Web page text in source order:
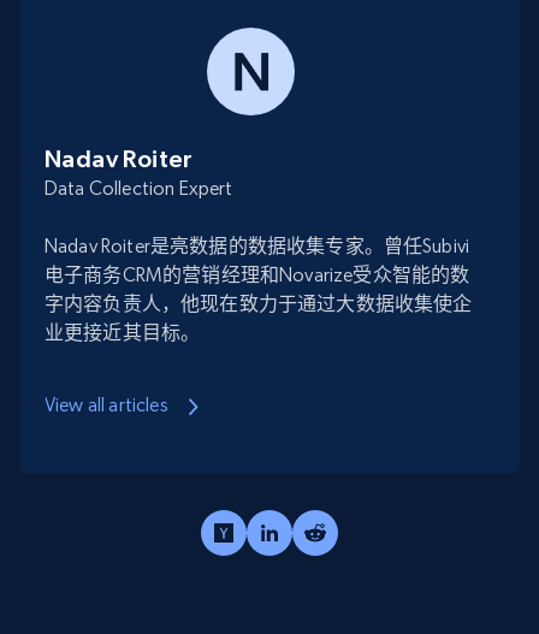
Nadav Roiter
Data Collection Expert
Nadav Roiter是亮数据的数据收集专家。曾任Subivi
电子商务CRM的营销经理和Novarize受众智能的数
字内容负责人，他现在致力于通过大数据收集使企
业更接近其目标。
View all articles